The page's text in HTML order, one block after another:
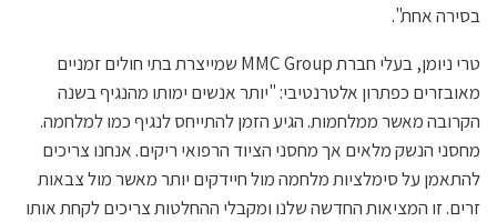
בסירה אחת".
טרי ניומן, בעלי חברת MMC Group שמייצרת בתי חולים זמניים
מאובזרים כפתרון אלטרנטיבי: "יותר אנשים ימותו מהנגיף בשנה
הקרובה מאשר ממלחמות. הגיע הזמן להתייחס לנגיף כמו למלחמה.
מחסני הנשק מלאים אך מחסני הציוד הרפואי ריקים. אנחנו צריכים
להתאמן על סימלציות מלחמה מול חיידקים יותר מאשר מול צבאות
זרים. זו המציאות החדשה שלנו ומקבלי ההחלטות צריכים לקחת אותו